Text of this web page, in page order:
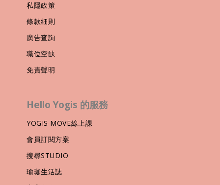
私隱政策
條款細則
廣告查詢
職位空缺
免責聲明
Hello Yogis 的服務
YOGIS MOVE線上課
會員訂閱方案
搜尋STUDIO
瑜珈生活誌